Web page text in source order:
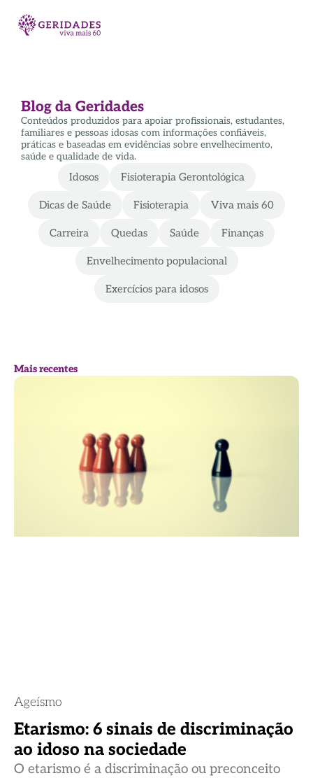
Blog da Geridades
Conteúdos produzidos para apoiar profissionais, estudantes,
familiares e pessoas idosas com informações confiáveis,
práticas e baseadas em evidências sobre envelhecimento,
saúde e qualidade de vida.
Idosos Fisioterapia Gerontológica
Dicas de Saúde Fisioterapia Viva mais 60
Carreira Quedas Saúde Finanças
Envelhecimento populacional
Exercícios para idosos
Mais recentes
Ageísmo
Etarismo: 6 sinais de discriminação
ao idoso na sociedade
O etarismo é a discriminação ou preconceito